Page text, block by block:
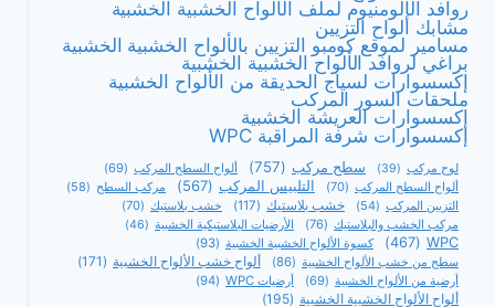
روافد الألومنيوم لملف الألواح الخشبية الخشبية
مشابك ألواح التزيين
مسامير لموقع كومبو التزيين بالألواح الخشبية الخشبية
براغي لروافد الألواح الخشبية الخشبية
إكسسوارات لسياج الحديقة من الألواح الخشبية
ملحقات السور المركب
إكسسوارات العريشة الخشبية
إكسسوارات شرفة المراقبة WPC
لوح مركب (39) سطح مركب (757) ألواح السطح المركب (69)
ألواح السطح المركب (70) التلبيس المركب (567) مركب السطح (58)
التزيين المركب (54) خشب بلاستيك (117) خشب بلاستيك (70)
مركب الخشب والبلاستيك (76) الأرضيات البلاستيكية الخشبية (46)
WPC
(467) كسوة الألواح الخشبية الخشبية (93)
سطح من خشب الألواح الخشبية (86) ألواح خشب الألواح الخشبية (171)
أرضية من الألواح الخشبية (69) أرضيات WPC (94)
ألواح الألواح الخشبية الخشبية (195)